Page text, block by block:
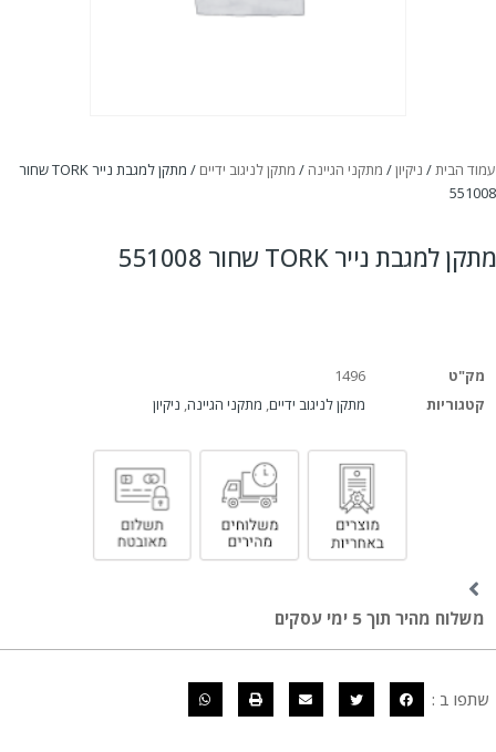
עמוד הבית/ ניקיון/ מתקני הגיינה / מתקן לניגוב ידיים
/ מתקן למגבת נייר TORK שחור
551008
מתקן למגבת נייר TORK שחור 551008
מק"ט
1496
קטגוריות
מתקן לניגוב ידיים, מתקני הגיינה, ניקיון
משלוח מהיר תוך 5 ימי עסקים
שתפו ב :